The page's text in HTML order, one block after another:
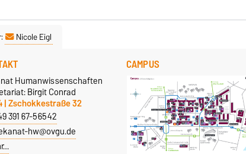
Nicole Eigl
Humanwissenschaften
Birgit Conrad
| Zschokkestraße 32
391 67-56542
hw@ovgu.de
CAMPUS